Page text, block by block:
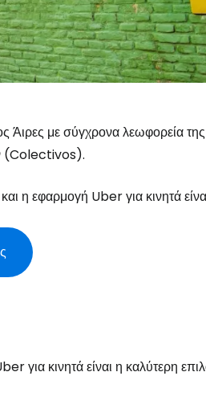
Άιρες με σύγχρονα λεωφορεία
(Colectivos).
η εφαρμογή Uber για κινητά
για κινητά είναι η καλύτερη